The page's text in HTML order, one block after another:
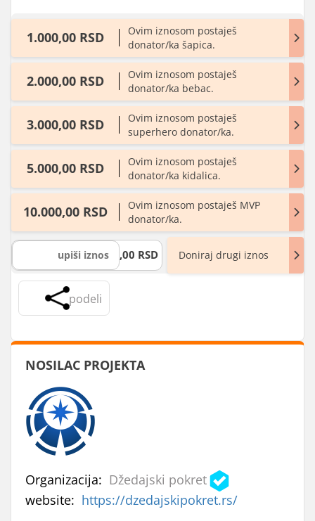
1.000,00 RSD
Ovim iznosom postaješ
donator/ka šapica.
2.000,00 RSD
Ovim iznosom postaješ
donator/ka bebac.
3.000,00 RSD
Ovim iznosom postaješ
superhero donator/ka.
5.000,00 RSD
Ovim iznosom postaješ
donator/ka kidalica.
10.000,00 RSD
Ovim iznosom postaješ MVP
donator/ka.
,00 RSD Doniraj drugi iznos
podeli
NOSILAC PROJEKTA
Organizacija: Džedajski pokret
website: https://dzedajskipokret.rs/